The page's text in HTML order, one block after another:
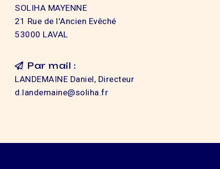
SOLIHA MAYENNE
21 Rue de l'Ancien Evêché
53000 LAVAL
Par mail :
LANDEMAINE Daniel, Directeur
d.landemaine@soliha.fr